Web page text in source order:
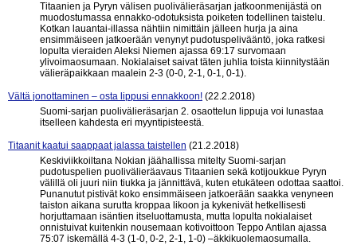
Titaanien ja Pyryn välisen puolivälieräsarjan jatkoonmenijästä on
muodostumassa ennakko-odotuksista poiketen todellinen taistelu.
Kotkan lauantai-illassa nähtiin nimittäin jälleen hurja ja aina
ensimmäiseen jatkoerään venynyt pudotuspelivääntö, joka ratkesi
lopulta vieraiden Aleksi Niemen ajassa 69:17 survomaan
ylivoimaosumaan. Nokialaiset saivat täten juhlia toista kiinnitystään
välieräpaikkaan maalein 2-3 (0-0, 2-1, 0-1, 0-1).
Vältä jonottaminen – osta lippusi ennakkoon! (22.2.2018)
Suomi-sarjan puolivälieräsarjan 2. osaottelun lippuja voi lunastaa
itselleen kahdesta eri myyntipisteestä.
Titaanit kaatui saappaat jalassa taistellen (21.2.2018)
Keskiviikkoiltana Nokian jäähallissa mitelty Suomi-sarjan
pudotuspelien puolivälieräavaus Titaanien sekä kotijoukkue Pyryn
välillä oli juuri niin tiukka ja jännittävä, kuten etukäteen odottaa saattoi.
Punanutut pistivät koko ensimmäiseen jatkoerään saakka venyneen
taiston aikana surutta kroppaa likoon ja kykenivät hetkellisesti
horjuttamaan isäntien itseluottamusta, mutta lopulta nokialaiset
onnistuivat kuitenkin nousemaan kotivoittoon Teppo Antilan ajassa
75:07 iskemällä 4-3 (1-0, 0-2, 2-1, 1-0) –äkkikuolemaosumalla.